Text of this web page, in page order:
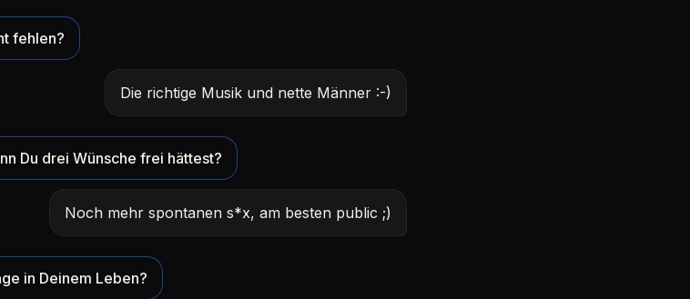
fehlen?
Die richtige Musik und nette Männer :-)
Du drei Wünsche frei hättest?
Noch mehr spontanen s*x, am besten public ;)
in Deinem Leben?